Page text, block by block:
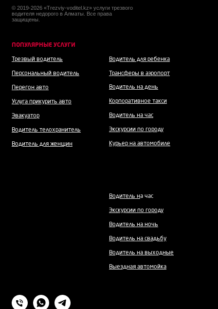
© 2019-2026 «Trezviy-voditel.kz» услуги трезвого
водителя недорого в Алматы. Все права
защищены.
ПОПУЛЯРНЫЕ УСЛУГИ
Трезвый водитель
Персональный водитель
Перегон авто
Услуга прикурить авто
Эвакуатор
Водитель телохранитель
Водитель для женщин
Водитель для ребенка
Трансферы в аэропорт
Водитель на день
Корпоративное такси
Водитель на час
Экскурсии по городу
Курьер на автомобиле
Водитель на час
Экскурсии по городу
Водитель на ночь
Водитель на свадьбу
Водитель на выходные
Выездная автомойка